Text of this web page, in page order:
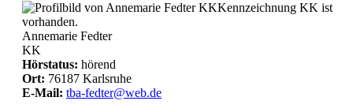
KKKennzeichnung KK ist
vorhanden.
Annemarie Fedter
KK
Hörstatus: hörend
Ort: 76187 Karlsruhe
E-Mail: tba-fedter@web.de